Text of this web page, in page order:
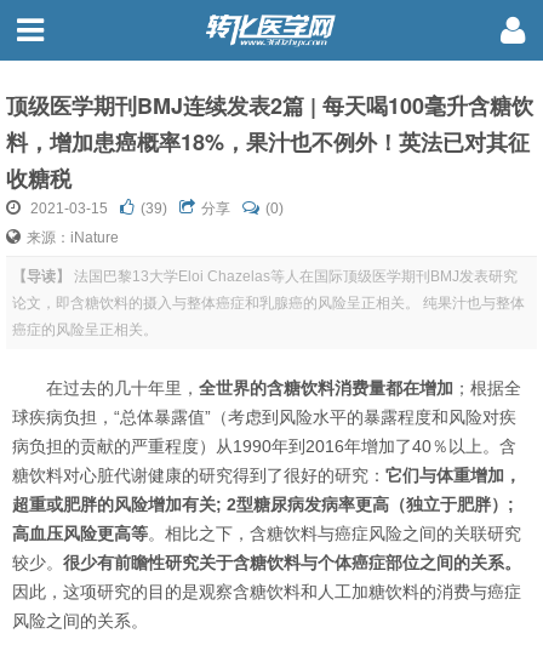
顶级医学期刊BMJ连续发表2篇 | 每天喝100毫升含糖饮
料，增加患癌概率18%，果汁也不例外！英法已对其征
收糖税
2021-03-15 (39) 分享
(0)
来源：iNature
【导读】
法国巴黎13大学Eloi Chazelas等人在国际顶级医学期刊BMJ发表研究
论文，即含糖饮料的摄入与整体癌症和乳腺癌的风险呈正相关。 纯果汁也与整体
癌症的风险呈正相关。
在过去的几十年里， 全世界的含糖饮料消费量都在增加 ；根据全
球疾病负担，“总体暴露值”（考虑到风险水平的暴露程度和风险对疾
病负担的贡献的严重程度）从1990年到2016年增加了40％以上。 含
糖饮料对心脏代谢健康的研究得到了很好的研究： 它们与体重增加，
超重或肥胖的风险增加有关; 2型糖尿病发病率更高（独立于肥胖）;
高血压风险更高等。 相比之下，含糖饮料与癌症风险之间的关联研究
较少。 很少有前瞻性研究关于含糖饮料与个体癌症部位之间的关系。
因此，这项研究的目的是观察含糖饮料和人工加糖饮料的消费与癌症
风险之间的关系。